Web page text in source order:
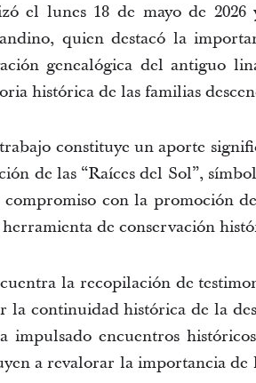
el lunes 18 de mayo de 2026
quien destacó la
genealógica del antiguo
histórica de las familias
constituye un aporte
de las “Raíces del Sol”,
con la promoción
de conservación
la recopilación de
la continuidad histórica de la
encuentros
a revalorar la importancia de